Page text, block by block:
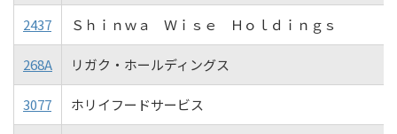
2437 Ｓｈｉｎｗａ Ｗｉｓｅ Ｈｏｌｄｉｎｇｓ
268A リガク・ホールディングス
3077 ホリイフードサービス